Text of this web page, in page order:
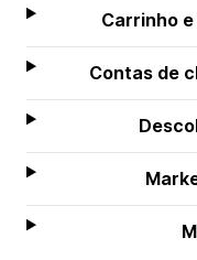
Carrinho
Contas de